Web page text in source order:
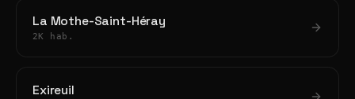
La Mothe-Saint-Héray
2K hab.
Exireuil